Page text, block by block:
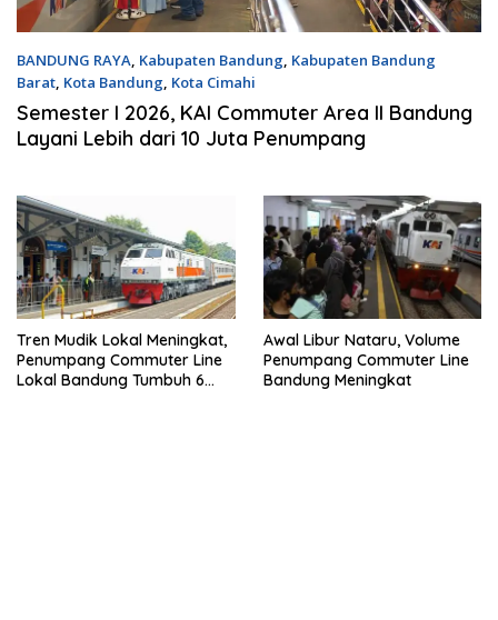
BANDUNG RAYA, Kabupaten Bandung, Kabupaten Bandung
Barat, Kota Bandung, Kota Cimahi
Rabu, 15 Juli 2026 | 19:04 WIB
Semester I 2026, KAI Commuter Area II Bandung
Layani Lebih dari 10 Juta Penumpang
Tren Mudik Lokal Meningkat,
Penumpang Commuter Line
Lokal Bandung Tumbuh 6
Awal Libur Nataru, Volume
Penumpang Commuter Line
Bandung Meningkat